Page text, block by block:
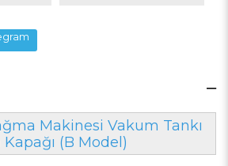
Makinesi Vakum Tankı
Kapağı (B Model)